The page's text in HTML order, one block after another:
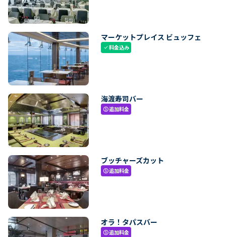
マーケットプレイス ビュッフェ
check料金込み
海渡寿司バー
paid追加料金
ブッチャーズカット
paid追加料金
オラ！タパスバー
paid追加料金